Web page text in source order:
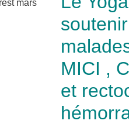
MICI ,
et